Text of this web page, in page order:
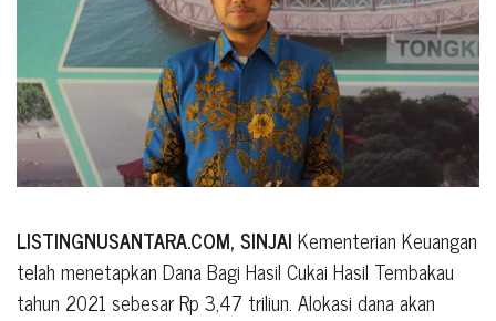
LISTINGNUSANTARA.COM, SINJAI Kementerian Keuangan
telah menetapkan Dana Bagi Hasil Cukai Hasil Tembakau
tahun 2021 sebesar Rp 3,47 triliun. Alokasi dana akan